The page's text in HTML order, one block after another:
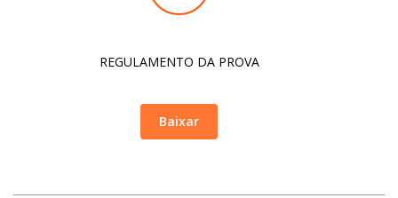
REGULAMENTO DA PROVA
Baixar